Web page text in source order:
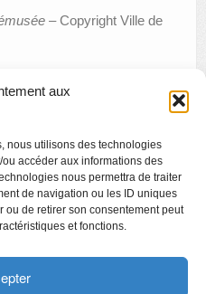
aux
nous utilisons des technologies
accéder aux informations des
nous permettra de traiter
de navigation ou les ID uniques
ou de retirer son consentement peut
et fonctions.
– Copyright Ville de
et Vinciane Despret
dessinatrice Rachita Taneja
culturels